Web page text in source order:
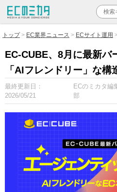
トップ EC業界ニュース ECサイト運用
EC-CUBE、8月に最新
「AIフレンドリー」な構
最終更新日：
2026/05/21
ECのミカタ編
部